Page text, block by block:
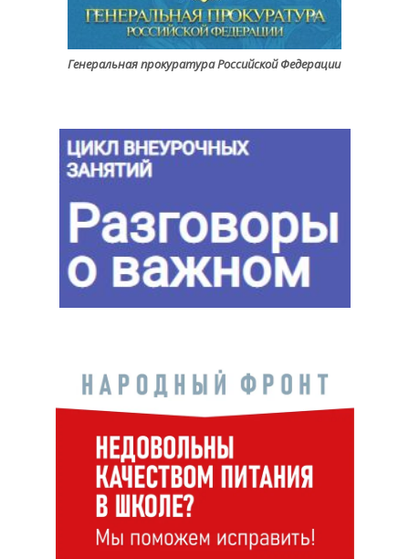
Генеральная прокуратура Российской Федерации